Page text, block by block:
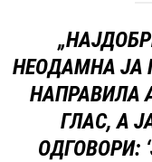
НЕОДАМНА ЈА
НАПРАВИЛА
ГЛАС, А
ОДГОВОРИ: